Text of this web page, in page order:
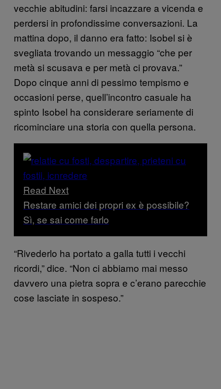
vecchie abitudini: farsi incazzare a vicenda e
perdersi in profondissime conversazioni. La
mattina dopo, il danno era fatto: Isobel si è
svegliata trovando un messaggio “che per
metà si scusava e per metà ci provava.”
Dopo cinque anni di pessimo tempismo e
occasioni perse, quell’incontro casuale ha
spinto Isobel ha considerare seriamente di
ricominciare una storia con quella persona.
Read Next
Restare amici dei propri ex è possibile?
Sì, se sai come farlo
“Rivederlo ha portato a galla tutti i vecchi
ricordi,” dice. “Non ci abbiamo mai messo
davvero una pietra sopra e c’erano parecchie
cose lasciate in sospeso.”